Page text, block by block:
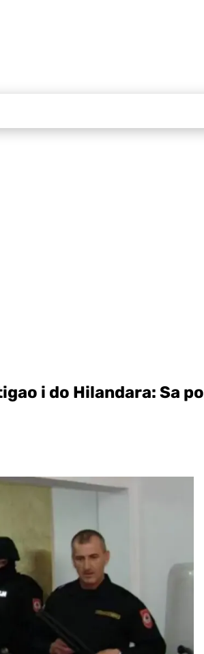
i do Hilandara: Sa